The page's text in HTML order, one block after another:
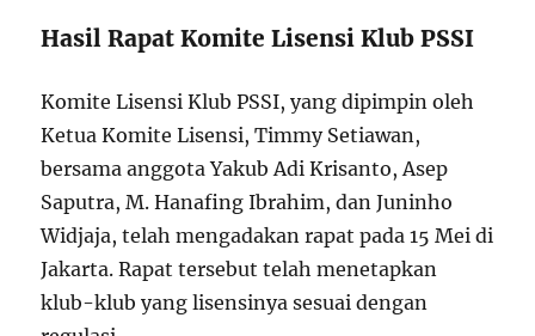
Hasil Rapat Komite Lisensi Klub PSSI
Komite Lisensi Klub PSSI, yang dipimpin oleh
Ketua Komite Lisensi, Timmy Setiawan,
bersama anggota Yakub Adi Krisanto, Asep
Saputra, M. Hanafing Ibrahim, dan Juninho
Widjaja, telah mengadakan rapat pada 15 Mei di
Jakarta. Rapat tersebut telah menetapkan
klub-klub yang lisensinya sesuai dengan